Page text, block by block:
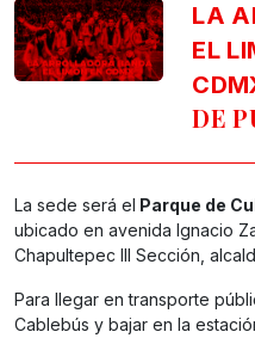
LA
EL
DE
La sede será el Parque de
ubicado en avenida Ignacio
Chapultepec III Sección,
Para llegar en transporte
Cablebús y bajar en la